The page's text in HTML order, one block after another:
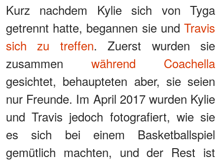
Kurz nachdem Kylie sich von Tyga
getrennt hatte, begannen sie und Travis
sich zu treffen. Zuerst wurden sie
zusammen während Coachella
gesichtet, behaupteten aber, sie seien
nur Freunde. Im April 2017 wurden Kylie
und Travis jedoch fotografiert, wie sie
es sich bei einem Basketballspiel
gemütlich machten, und der Rest ist